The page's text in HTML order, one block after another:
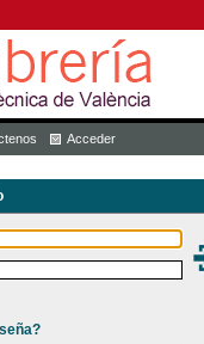
Acceder